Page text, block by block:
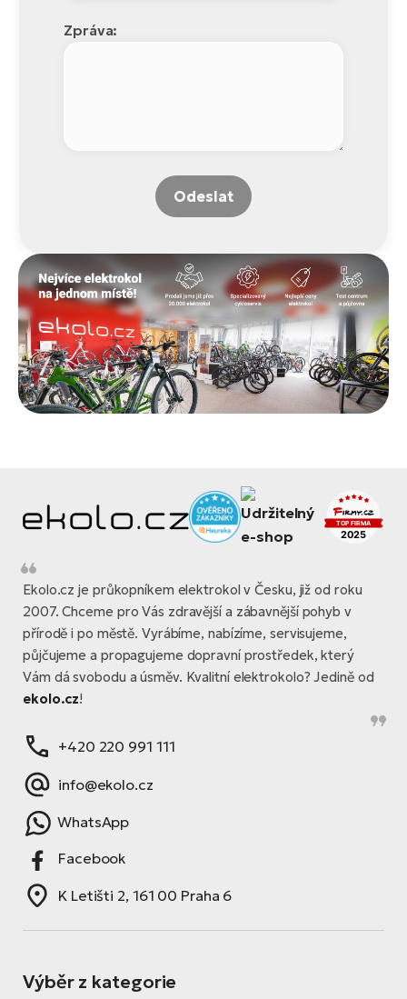
Zpráva:
Odeslat
Ekolo.cz je průkopníkem elektrokol v Česku, již od roku
2007. Chceme pro Vás zdravější a zábavnější pohyb v
přírodě i po městě. Vyrábíme, nabízíme, servisujeme,
půjčujeme a propagujeme dopravní prostředek, který
Vám dá svobodu a úsměv. Kvalitní elektrokolo? Jedině od
ekolo.cz!
+420 220 991 111
info@ekolo.cz
WhatsApp
Facebook
K Letišti 2, 161 00 Praha 6
Výběr z kategorie